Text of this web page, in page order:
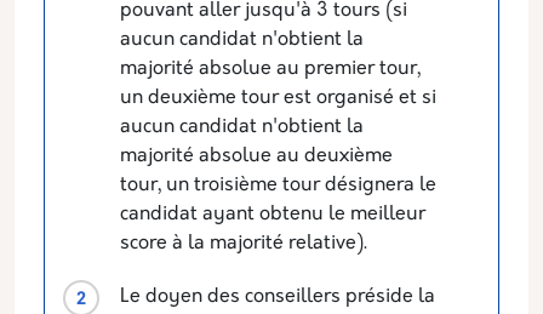
pouvant aller jusqu'à 3 tours (si
aucun candidat n'obtient la
majorité absolue au premier tour,
un deuxième tour est organisé et si
aucun candidat n'obtient la
majorité absolue au deuxième
tour, un troisième tour désignera le
candidat ayant obtenu le meilleur
score à la majorité relative).
Le doyen des conseillers préside la